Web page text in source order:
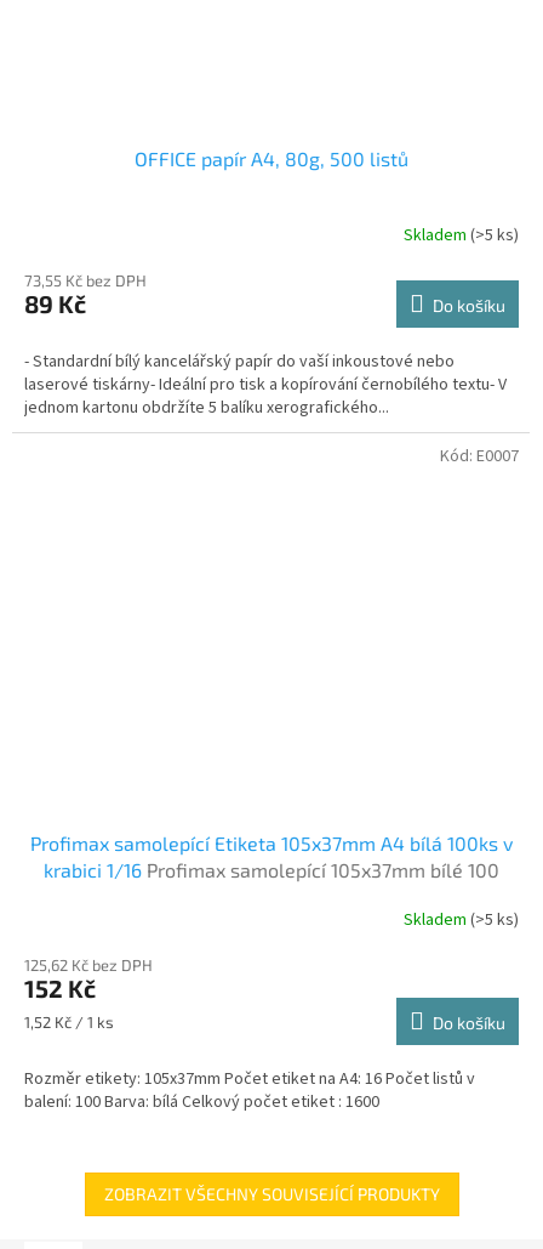
OFFICE papír A4, 80g, 500 listů
Skladem (>5 ks)
73,55 Kč bez DPH
89 Kč Do košíku
- Standardní bílý kancelářský papír do vaší inkoustové nebo
laserové tiskárny- Ideální pro tisk a kopírování černobílého textu- V
jednom kartonu obdržíte 5 balíku xerografického...
Profimax samolepící Etiketa 105x37mm A4 bílá 100ks v
krabici 1/16 Profimax samolepící 105x37mm bílé 100
Skladem (>5 ks)
125,62 Kč bez DPH
152 Kč
Měrná
1,52 Kč / 1 ks Do košíku
Rozměr etikety: 105x37mm Počet etiket na A4: 16 Počet listů v
balení: 100 Barva: bílá Celkový počet etiket : 1600
Kód: E0007
ZOBRAZIT VŠECHNY SOUVISEJÍCÍ PRODUKTY